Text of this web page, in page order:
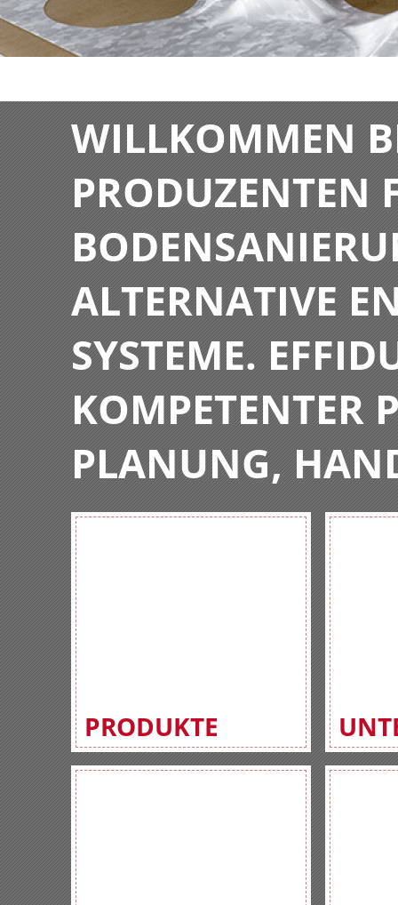
WILLKOMMEN
PRODUZENTEN
ALTERNATIVE
SYSTEME.
KOMPETENTER
PLANUNG,
PRODUKTE